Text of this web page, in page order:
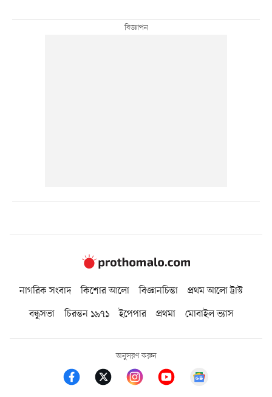
নাগরিক সংবাদ কিশোর আলো বিজ্ঞানচিন্তা
প্রথম আলো ট্রাস্ট
বন্ধুসভা
চিরন্তন ১৯৭১ ইপেপার প্রথমা মোবাইল ভ্যাস
অনুসরণ করুন